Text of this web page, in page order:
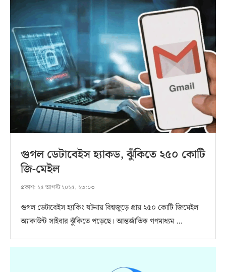
গুগল ডেটাবেইস হ্যাকড, ঝুঁকিতে ২৫০ কোটি
জি-মেইল
প্রকাশ: ২৫ আগস্ট ২০২৫, ২৩:০৩
গুগল ডেটাবেইস হ্যাকিং ঘটনায় বিশ্বজুড়ে প্রায় ২৫০ কোটি জিমেইল
অ্যাকাউন্ট সাইবার ঝুঁকিতে পড়েছে। আন্তর্জাতিক গণমাধ্যম …